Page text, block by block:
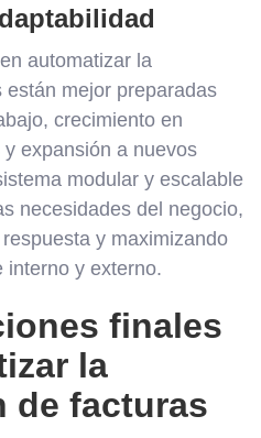
automatizar la
mejor preparadas
crecimiento en
expansión a nuevos
modular y escalable
necesidades del negocio,
y maximizando
interno y externo.
finales
la
de facturas